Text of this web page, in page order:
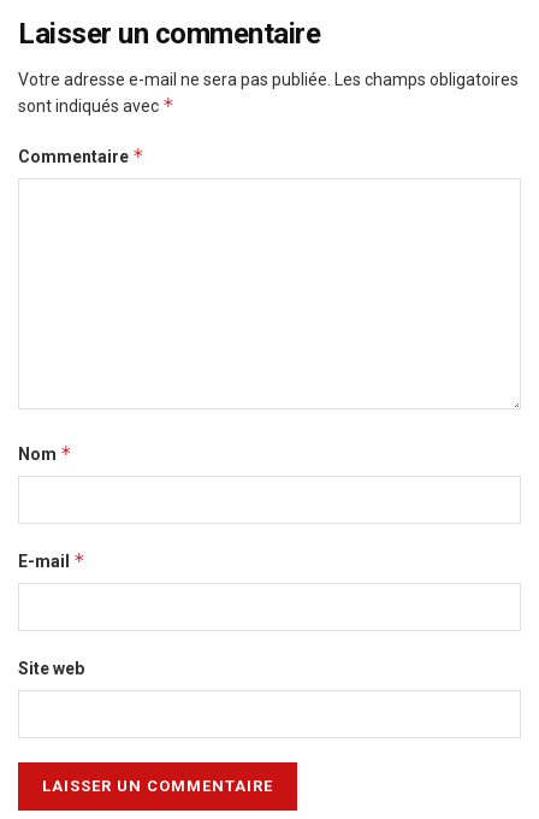
Laisser un commentaire
Votre adresse e-mail ne sera pas publiée. Les champs obligatoires
sont indiqués avec *
Commentaire *
Nom *
E-mail *
Site web